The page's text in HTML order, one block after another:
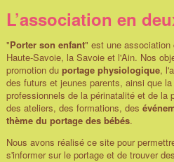
L’association en
"Porter son enfant" est une association
Haute-Savoie, la Savoie et l'Ain. Nos
promotion du portage physiologique,
des futurs et jeunes parents, ainsi que la
professionnels de la périnatalité et de la
des ateliers, des formations, des
thème du portage des bébés.
Nous avons réalisé ce site pour
s'informer sur le portage et de trouver